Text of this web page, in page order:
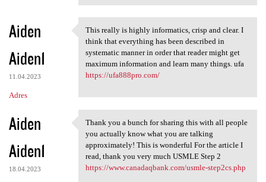
Aiden
Aiden1
11.04.2023
Adres
This really is highly
This really is highly informatics, crisp and clear. I
think that everything has been described in
systematic manner in order that reader might get
maximum information and learn many things. ufa
https://ufa888pro.com/
Aiden
Aiden1
18.04.2023
Thank you a bunch for sharing
Thank you a bunch for sharing this with all people
you actually know what you are talking
approximately! This is wonderful For the article I
read, thank you very much USMLE Step 2
https://www.canadaqbank.com/usmle-step2cs.php